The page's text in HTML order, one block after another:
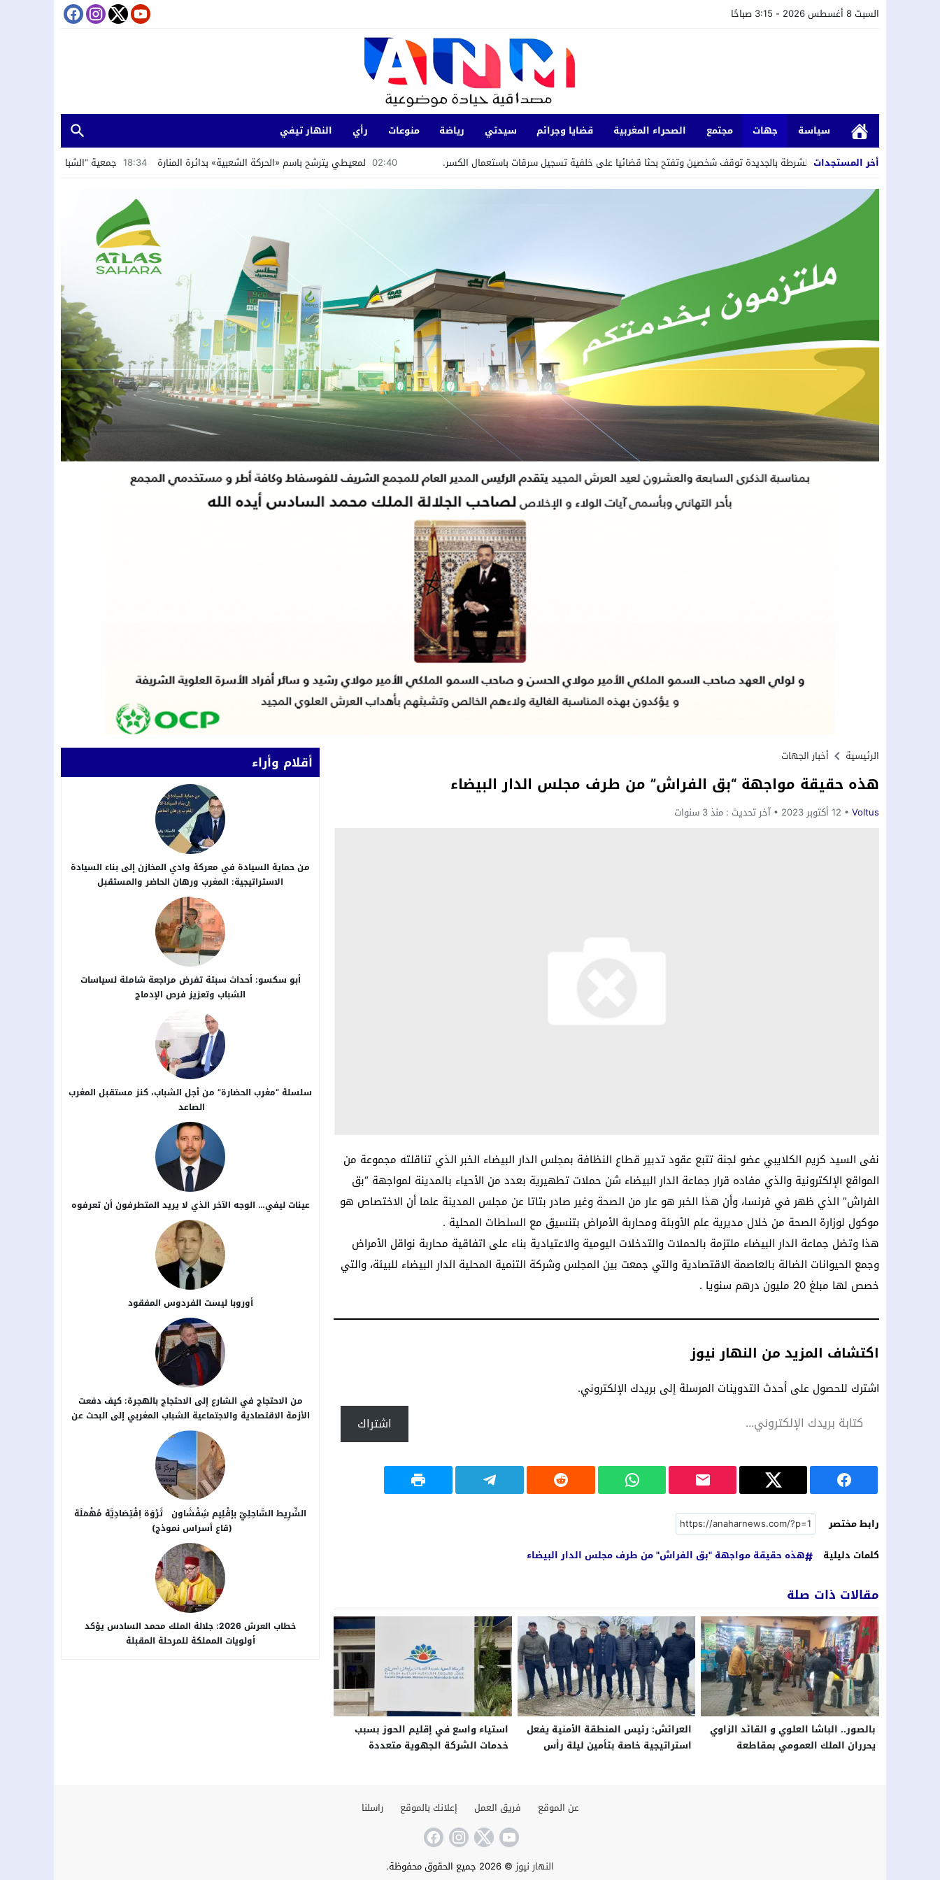
السبت 8 أغسطس 2026 - 3:15 صباحًا
سياسة جهات مجتمع الصحراء المغربية قضايا وجرائم سيدتي رياضة منوعات رأي
النهار تيفي
أخر المستجدات
02:40 لمعيطي يترشح باسم «الحركة الشعبية» بدائرة المنارة 18:34 جمعية “الشباب الرائد” تستعرض تجربة المنازل..عناصر الشرطة بالجديدة توقف شخصين وتفتح بحثا قضائيا على خلفية تسجيل سرقات باستعمال الكسر.
الرئيسية أخبار الجهات
هذه حقيقة مواجهة “بق الفراش” من طرف مجلس الدار البيضاء
Voltus 12 أكتوبر 2023 آخر تحديث : منذ 3 سنوات
نفى السيد كريم الكلايبي عضو لجنة تتبع عقود تدبير قطاع النظافة بمجلس الدار البيضاء الخبر الذي تناقلته مجموعة من
المواقع الإلكترونية والذي مفاده قرار جماعة الدار البيضاء شن حملات تطهيرية بعدد من الأحياء بالمدينة لمواجهة “بق
الفراش” الذي ظهر في فرنسا، وأن هذا الخبر هو عار من الصحة وغير صادر بتاتا عن مجلس المدينة علما أن الاختصاص هو
موكول لوزارة الصحة من خلال مديرية علم الأوبئة ومحاربة الأمراض بتنسيق مع السلطات المحلية .
هذا وتضل جماعة الدار البيضاء ملتزمة بالحملات والتدخلات اليومية والاعتيادية بناء على اتفاقية محاربة نواقل الأمراض
وجمع الحيوانات الضالة بالعاصمة الاقتصادية والتي جمعت بين المجلس وشركة التنمية المحلية الدار البيضاء للبيئة، والتي
خصص لها مبلغ 20 مليون درهم سنويا .
اكتشاف المزيد من النهار نيوز
اشترك للحصول على أحدث التدوينات المرسلة إلى بريدك الإلكتروني.
اشتراك
رابط مختصر
كلمات دليلية
هذه حقيقة مواجهة "بق الفراش" من طرف مجلس الدار البيضاء
مقالات ذات صلة
بالصور.. الباشا العلوي و القائد الزاوي
يحرران الملك العمومي بمقاطعة
العرائش: رئيس المنطقة الأمنية يفعل
استراتيجية خاصة بتأمين ليلة رأس
استياء واسع في إقليم الحوز بسبب
خدمات الشركة الجهوية متعددة
أقلام وأراء
من حماية السيادة في معركة وادي المخازن إلى بناء السيادة
الاستراتيجية: المغرب ورهان الحاضر والمستقبل
أبو سكسو: أحداث سبتة تفرض مراجعة شاملة لسياسات
الشباب وتعزيز فرص الإدماج
سلسلة “مغرب الحضارة” من أجل ​الشباب، كنز مستقبل المغرب
الصاعد
عينات ليفي… الوجه الآخر الذي لا يريد المتطرفون أن تعرفوه
أوروبا ليست الفردوس المفقود
من الاحتجاج في الشارع إلى الاحتجاج بالهجرة: كيف دفعت
الأزمة الاقتصادية والاجتماعية الشباب المغربي إلى البحث عن
بدائل خارج الوطن؟
الشَّرِيط السَّاحِلِيّ بإقْلِيم شِفْشَاون ثَرْوَة اِقْتِصَادِيَّة مُهْمَلَة
(قاع أسراس نموذج)
خطاب العرش 2026: جلالة الملك محمد السادس يؤكد
أولويات المملكة للمرحلة المقبلة
عن الموقع فريق العمل إعلانك بالموقع راسلنا
النهار نيوز© 2026 جميع الحقوق محفوظة.